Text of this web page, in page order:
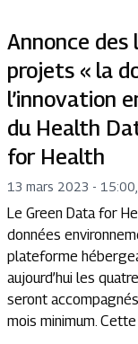
Annonce des
projets « la
l’innovation
du Health
for Health
13 mars 2023 - 15:00
Le Green Data for
données
plateforme
aujourd’hui les
seront
mois minimum. Cette